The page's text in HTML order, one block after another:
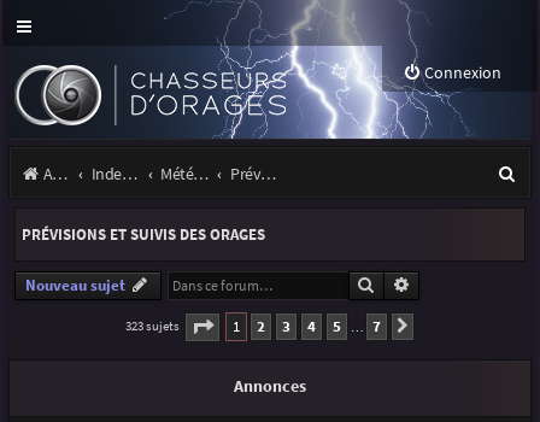
Connexion
Accueil Index du forum Météo et climatologie des orages Prévisions et suivis des orages
e
PRÉVISIONS ET SUIVIS DES ORAGES
Nouveau sujet Rechercher
323 sujets Page 1sur
1 2 3 4 5 … 7
Annonces